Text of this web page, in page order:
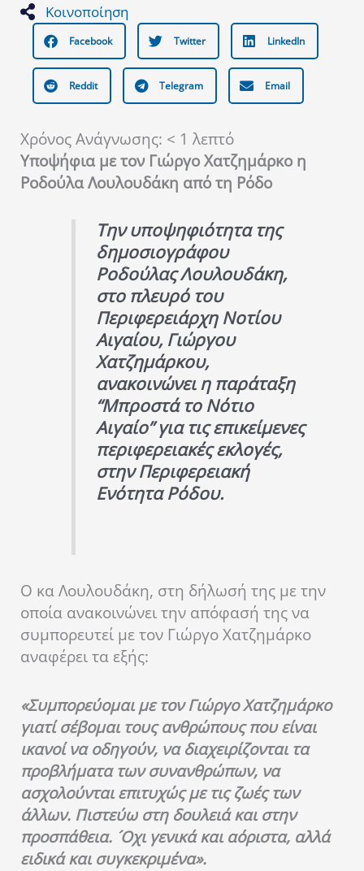
Κοινοποίηση
Facebook Twitter LinkedIn
Reddit Telegram Email
Χρόνος Ανάγνωσης: < 1 λεπτό
Υποψήφια με τον Γιώργο Χατζημάρκο η
Ροδούλα Λουλουδάκη από τη Ρόδο
Την υποψηφιότητα της
δημοσιογράφου
Ροδούλας Λουλουδάκη,
στο πλευρό του
Περιφερειάρχη Νοτίου
Αιγαίου, Γιώργου
Χατζημάρκου,
ανακοινώνει η παράταξη
“Μπροστά το Νότιο
Αιγαίο” για τις επικείμενες
περιφερειακές εκλογές,
στην Περιφερειακή
Ενότητα Ρόδου.
Ο κα Λουλουδάκη, στη δήλωσή της με την
οποία ανακοινώνει την απόφασή της να
συμπορευτεί με τον Γιώργο Χατζημάρκο
αναφέρει τα εξής:
«Συμπορεύομαι με τον Γιώργο Χατζημάρκο
γιατί σέβομαι τους ανθρώπους που είναι
ικανοί να οδηγούν, να διαχειρίζονται τα
προβλήματα των συνανθρώπων, να
ασχολούνται επιτυχώς με τις ζωές των
άλλων. Πιστεύω στη δουλειά και στην
προσπάθεια. ´Οχι γενικά και αόριστα, αλλά
ειδικά και συγκεκριμένα».